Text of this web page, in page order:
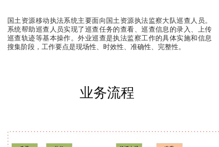
国土资源移动执法系统主要面向国土资源执法监察大队巡查人员。
系统帮助巡查人员实现了巡查任务的查看、巡查信息的录入、上传
巡查轨迹等基本操作。外业巡查是执法监察工作的具体实施和信息
搜集阶段，工作要点是现场性、时效性、准确性、完整性。
业务流程